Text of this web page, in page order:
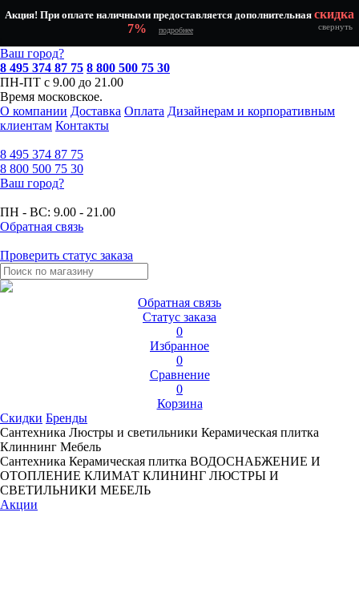
Акция! При оплате наличными предоставляется дополнительная скидка
7%
подробнее свернуть
Ваш город?
8 495 374 87 75 8 800 500 75 30
ПН-ПТ с 9.00 до 21.00
Время московское.
О компании Доставка Оплата Дизайнерам и корпоративным
клиентам Контакты
8 495 374 87 75
8 800 500 75 30
Ваш город?
ПН - ВС: 9.00 - 21.00
Обратная связь
Проверить статус заказа
Обратная связь
Статус заказа
0
Избранное
0
Сравнение
0
Корзина
Скидки Бренды
Сантехника Люстры и светильники Керамическая плитка
Клиннинг Мебель
Сантехника Керамическая плитка ВОДОСНАБЖЕНИЕ И
ОТОПЛЕНИЕ КЛИМАТ КЛИНИНГ ЛЮСТРЫ И
СВЕТИЛЬНИКИ МЕБЕЛЬ
Акции